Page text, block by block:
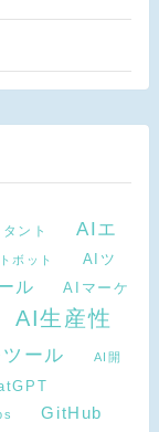
ント
AIエ
ボット
AIツ
ル
AIマーケ
AI生産性
ール AI開
GitHub